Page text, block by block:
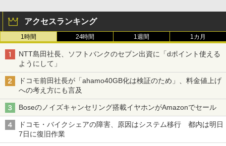
アクセスランキング
1時間 24時間 1週間 1カ月
NTT島田社長、ソフトバンクのセブン出資に「dポイント使える
ようにして」
ドコモ前田社長が「ahamo40GB化は検証のため」、料金値上げ
への考え方にも言及
Boseのノイズキャンセリング搭載イヤホンがAmazonでセール
ドコモ・バイクシェアの障害、原因はシステム移行 都内は明日
7日に復旧作業